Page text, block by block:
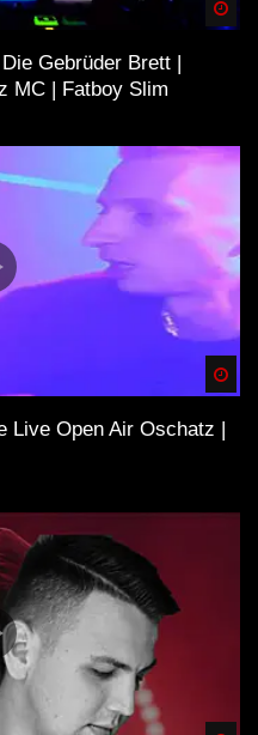
Gebrüder Brett |
MC | Fatboy Slim
Live Open Air Oschatz |